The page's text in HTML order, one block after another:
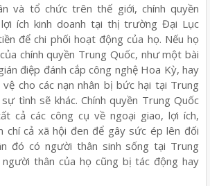
và tổ chức trên thế giới, chính quyền
ích kinh doanh tại thị trường Đại Lục
để chi phối hoạt động của họ. Nếu họ
chính quyền Trung Quốc, như một bài
điệp đánh cắp công nghệ Hoa Kỳ, hay
cho các nạn nhân bị bức hại tại Trung
tình sẽ khác. Chính quyền Trung Quốc
cả các công cụ về ngoại giao, lợi ích,
chí cả xã hội đen để gây sức ép lên đối
đó có người thân sinh sống tại Trung
thân của họ cũng bị tác động hay